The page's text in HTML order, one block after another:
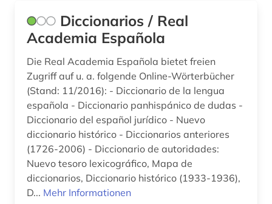
wörterbuch (12)
zarzuela (1)
zeitschrift (3)
zeitschriften (1)
zeitung (9)
zypern (1)
|z|geschichte 1300-2000 (1)
Diccionarios / Real
Academia Española
Die Real Academia Española bietet freien
Zugriff auf u. a. folgende Online-Wörterbücher
(Stand: 11/2016): - Diccionario de la lengua
española - Diccionario panhispánico de dudas -
Diccionario del español jurídico - Nuevo
diccionario histórico - Diccionarios anteriores
(1726-2006) - Diccionario de autoridades:
Nuevo tesoro lexicográfico, Mapa de
diccionarios, Diccionario histórico (1933-1936),
D... Mehr Informationen